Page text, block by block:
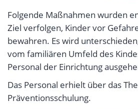
Folgende Maßnahmen wurden
Ziel verfolgen, Kinder vor
bewahren. Es wird
vom familiären Umfeld des
Personal der Einrichtung
Das Personal erhielt über das
Präventionsschulung.